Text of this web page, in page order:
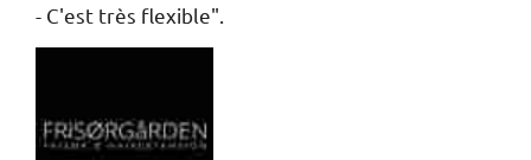
- C'est très flexible".